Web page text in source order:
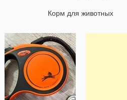
Корм для животных